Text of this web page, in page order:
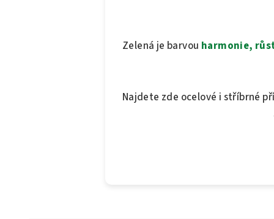
Zelená je barvou harmonie,
Najdete zde ocelové i stříbrné